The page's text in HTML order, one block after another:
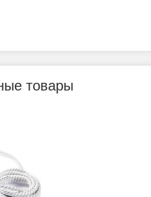
товары